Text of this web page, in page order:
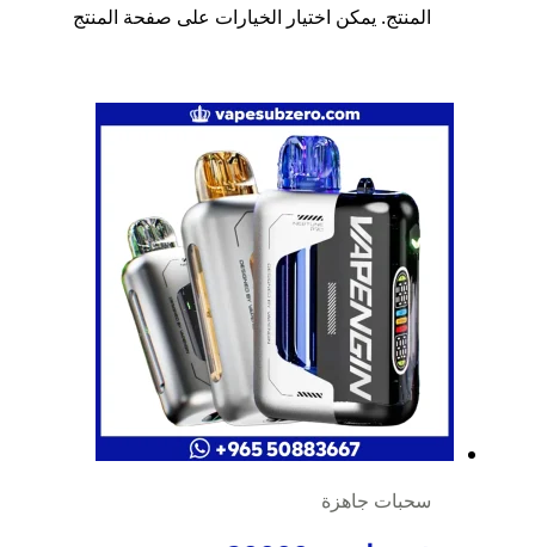
المنتج. يمكن اختيار الخيارات على صفحة المنتج
سحبات جاهزة